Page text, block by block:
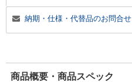
納期・仕様・代替品のお問合せ
商品概要・商品スペック